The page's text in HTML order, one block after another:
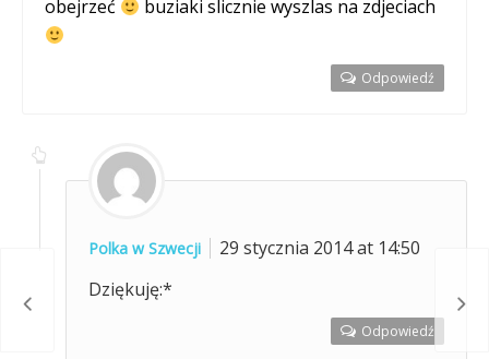
obejrzeć buziaki slicznie wyszlas na zdjeciach
Odpowiedź
Polka w Szwecji
29 stycznia 2014 at 14:50
Dziękuję:*
Odpowiedź